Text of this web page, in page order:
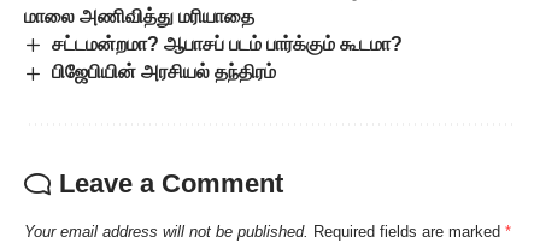
மாலை அணிவித்து மரியாதை
சட்டமன்றமா? ஆபாசப் படம் பார்க்கும் கூடமா?
பிஜேபியின் அரசியல் தந்திரம்
Leave a Comment
Your email address will not be published. Required fields are marked *